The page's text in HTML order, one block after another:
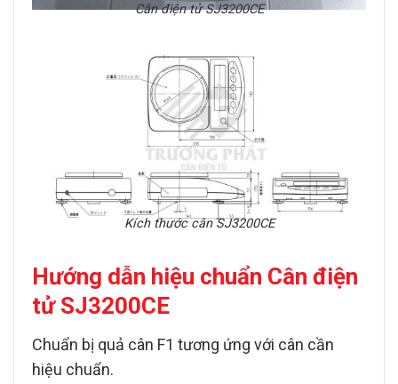
Cân điện tử SJ3200CE
Kích thước cân SJ3200CE
Hướng dẫn hiệu chuẩn Cân điện
tử SJ3200CE
Chuẩn bị quả cân F1 tương ứng với cân cần
hiệu chuẩn.